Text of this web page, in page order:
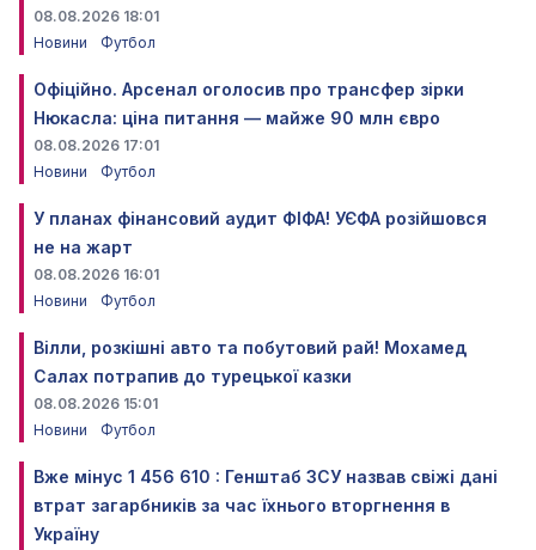
08.08.2026 18:01
Новини
Футбол
Офіційно. Арсенал оголосив про трансфер зірки
Нюкасла: ціна питання — майже 90 млн євро
08.08.2026 17:01
Новини
Футбол
У планах фінансовий аудит ФІФА! УЄФА розійшовся
не на жарт
08.08.2026 16:01
Новини
Футбол
Вілли, розкішні авто та побутовий рай! Мохамед
Салах потрапив до турецької казки
08.08.2026 15:01
Новини
Футбол
Вже мінус 1 456 610 : Генштаб ЗСУ назвав свіжі дані
втрат загарбників за час їхнього вторгнення в
Україну